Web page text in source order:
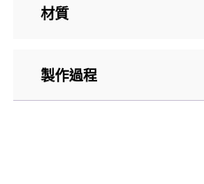
材質
製作過程